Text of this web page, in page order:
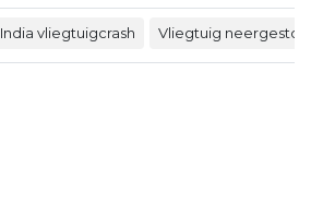
India vliegtuigcrash Vliegtuig neergestort